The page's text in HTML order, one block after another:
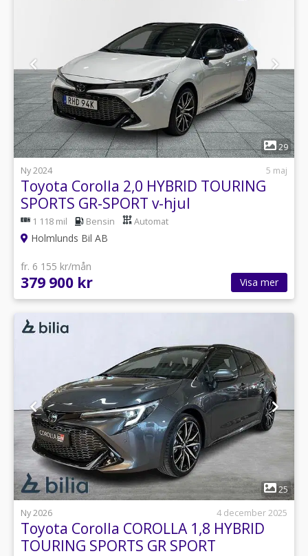
1
29
Ny 2024
5 maj
Toyota Corolla 2,0 HYBRID TOURING
SPORTS GR-SPORT v-hjul
1 118 mil Bensin Automat
Holmlunds Bil AB
fr. 6 155 kr/mån
379 900 kr Visa mer
1
25
Ny 2026
4 december 2025
Toyota Corolla COROLLA 1,8 HYBRID
TOURING SPORTS GR SPORT